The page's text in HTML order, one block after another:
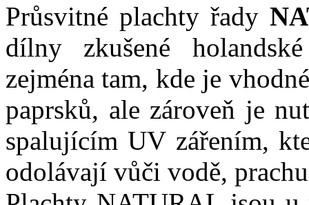
Průsvitné plachty řady
dílny zkušené
zejména tam, kde je
paprsků, ale zároveň je
spalujícím UV zářením,
odolávají vůči vodě,